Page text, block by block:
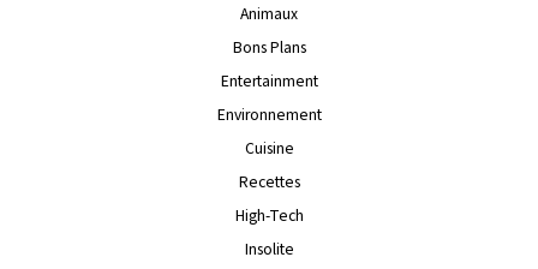
Animaux
Bons Plans
Entertainment
Environnement
Cuisine
Recettes
High-Tech
Insolite